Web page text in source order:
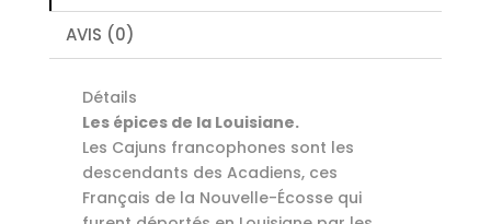
AVIS (0)
Détails
Les épices de la Louisiane.
Les Cajuns francophones sont les
descendants des Acadiens, ces
Français de la Nouvelle-Écosse qui